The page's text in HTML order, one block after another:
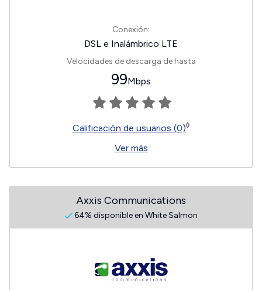
Conexión:
DSL e Inalámbrico LTE
Velocidades de descarga de hasta
99Mbps
Calificación de usuarios (0)◊
Ver más
Axxis Communications
64% disponible en White Salmon